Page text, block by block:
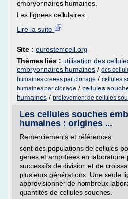
embryonnaires humaines.
Les lignées cellulaires...
Lire la suite
Site : eurostemcell.org
Thèmes liés : utilisation des
embryonnaires humaines / des
humaines creees par clonage / cellules
humaines par clonage / cellules
humaines / prelevement de cellules
Les cellules souches
humaines : origines ...
Remerciements et références
sont des populations de cellules
gènes et amplifiées en laboratoire
successifs de division et de
plusieurs générations. Une seule
approvisionner de nombreux
quantités de cellules souches.